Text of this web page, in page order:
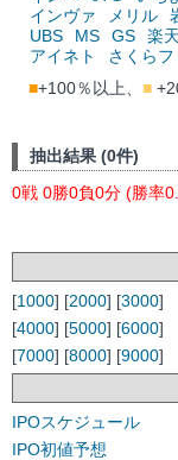
インヴァ
メリル
UBS
MS GS 楽天
アイネト
さくらフ
■+100％以上、 ■
抽出結果 (0件)
0戦 0勝0負0分 (勝率
[1000] [2000] [3000]
[4000] [5000] [6000]
[7000] [8000] [9000]
IPOスケジュール
IPO初値予想